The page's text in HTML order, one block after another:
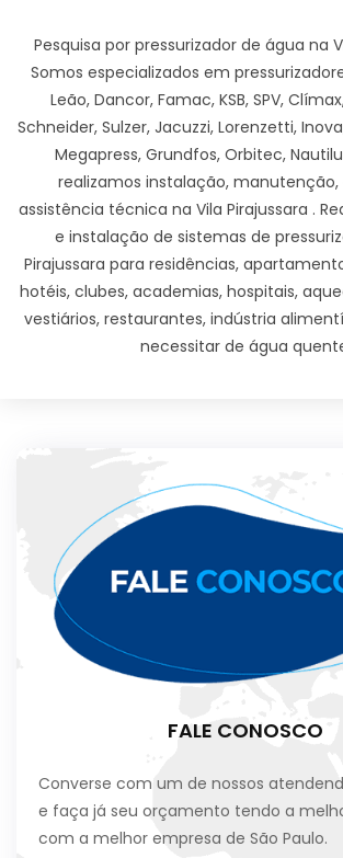
Pesquisa por pressurizador de água na
Somos especializados em
Leão, Dancor, Famac, KSB, SPV,
Schneider, Sulzer, Jacuzzi, Lorenzetti,
Megapress, Grundfos, Orbitec,
realizamos instalação,
assistência técnica na Vila Pirajussara .
e instalação de sistemas de
Pirajussara para residências,
hotéis, clubes, academias, hospitais,
vestiários, restaurantes, indústria
necessitar de água
FALE CONOSCO
Converse com um de nossos
e faça já seu orçamento tendo a
com a melhor empresa de São Paulo.